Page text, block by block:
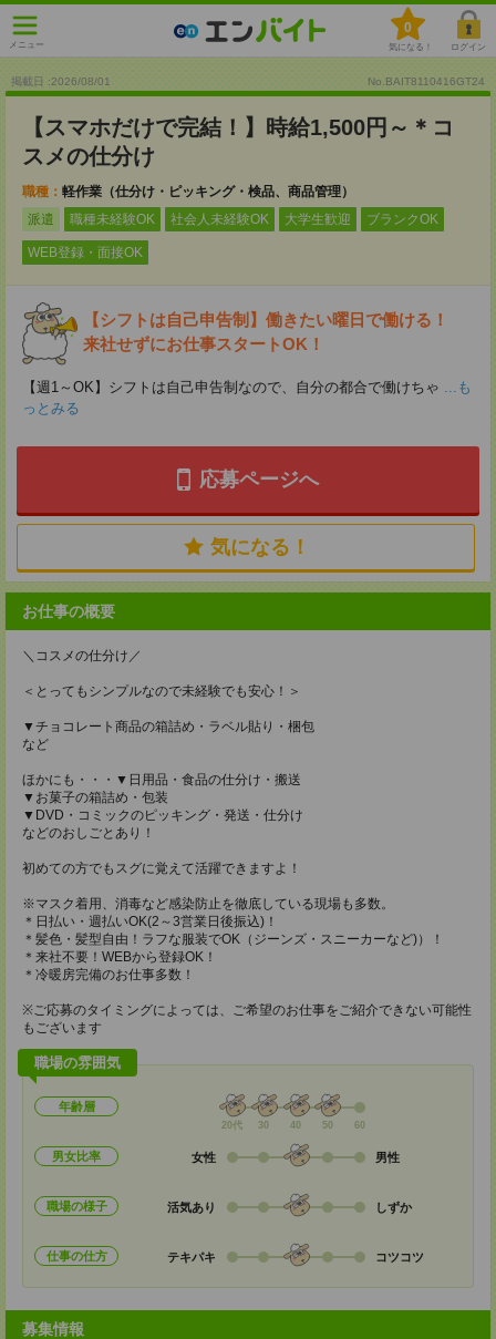
メニュー
0
気になる！ ログイン
掲載日 :2026/08/01 No.BAIT8110416GT24
【スマホだけで完結！】時給1,500円～＊コ
スメの仕分け
職種： 軽作業（仕分け・ピッキング・検品、商品管理）
派遣
職種未経験OK 社会人未経験OK 大学生歓迎 ブランクOK
WEB登録・面接OK
【シフトは自己申告制】働きたい曜日で働ける！
来社せずにお仕事スタートOK！
【週1～OK】シフトは自己申告制なので、自分の都合で働けちゃ ...も
っとみる
応募ページへ
気になる！
お仕事の概要
＼コスメの仕分け／
＜とってもシンプルなので未経験でも安心！＞
▼チョコレート商品の箱詰め・ラベル貼り・梱包
など
ほかにも・・・▼日用品・食品の仕分け・搬送
▼お菓子の箱詰め・包装
▼DVD・コミックのピッキング・発送・仕分け
などのおしごとあり！
初めての方でもスグに覚えて活躍できますよ！
※マスク着用、消毒など感染防止を徹底している現場も多数。
＊日払い・週払いOK(2～3営業日後振込)！
＊髪色・髪型自由！ラフな服装でOK（ジーンズ・スニーカーなど)）！
＊来社不要！WEBから登録OK！
＊冷暖房完備のお仕事多数！
※ご応募のタイミングによっては、ご希望のお仕事をご紹介できない可能性
もございます
職場の雰囲気
年齢層
20代 30 40 50 60
男女比率 女性 男性
職場の様子 活気あり しずか
仕事の仕方 テキパキ コツコツ
募集情報